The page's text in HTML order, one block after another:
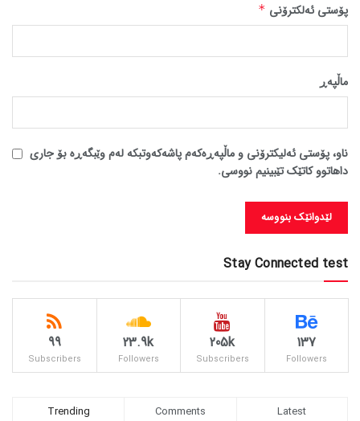
پۆستی ئەلکترۆنی *
ماڵپه‌ڕ
ناو، پۆستی ئەلیکترۆنی و ماڵپەڕەکەم پاشەکەوتبکە لەم وێبگەڕە بۆ جاری
داهاتوو کاتێک تێبینیم نووسی.
Stay Connected test
137
Followers
205k
Subscribers
23.9k
Followers
99
Subscribers
Trending Comments Latest